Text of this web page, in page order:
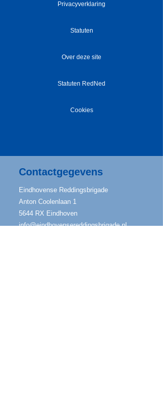
Privacyverklaring
Statuten
Over deze site
Statuten RedNed
Cookies
Contactgegevens
​Eindhovense Reddingsbrigade
Anton Coolenlaan 1
5644 RX Eindhoven
info@eindhovensereddingsbrigade.nl